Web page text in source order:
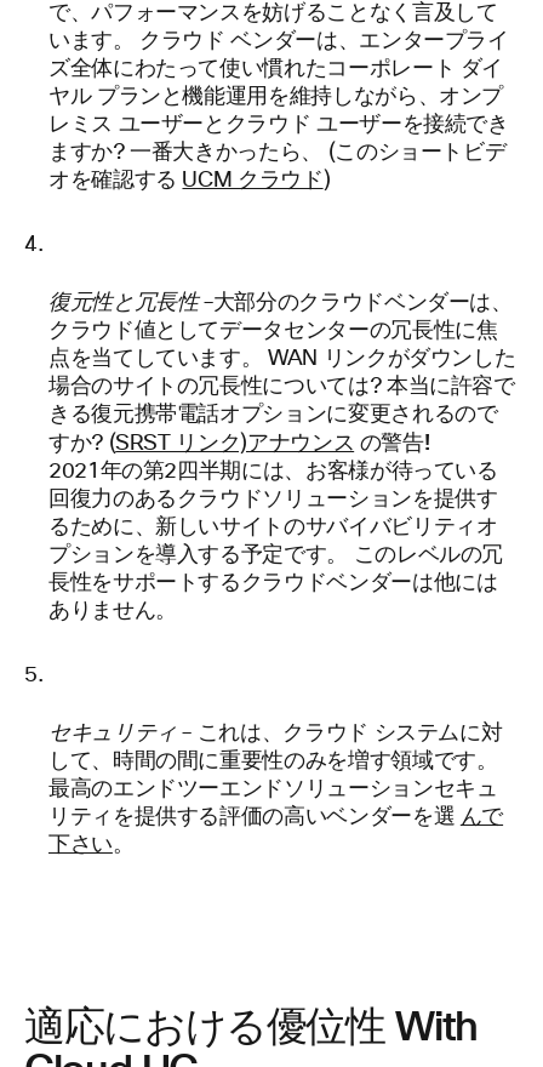
で、パフォーマンスを妨げることなく言及して
います。 クラウド ベンダーは、エンタープライ
ズ全体にわたって使い慣れたコーポレート ダイ
ヤル プランと機能運用を維持しながら、オンプ
レミス ユーザーとクラウド ユーザーを接続でき
ますか? 一番大きかったら、 (このショートビデ
オを確認する UCM クラウド )
復元性と冗長性 –大部分のクラウドベンダーは、
クラウド値としてデータセンターの冗長性に焦
点を当てしています。 WAN リンクがダウンした
場合のサイトの冗長性については? 本当に許容で
きる復元携帯電話オプションに変更されるので
すか? (SRST リンク)アナウンス の警告!
2021年の第2四半期には、お客様が待っている
回復力のあるクラウドソリューションを提供す
るために、新しいサイトのサバイバビリティオ
プションを導入する予定です。 このレベルの冗
長性をサポートするクラウドベンダーは他には
ありません。
セキュリティ – これは、クラウド システムに対
して、時間の間に重要性のみを増す領域です。
最高のエンドツーエンドソリューションセキュ
リティを提供する評価の高いベンダーを選 んで
下さい。
適応における優位性With